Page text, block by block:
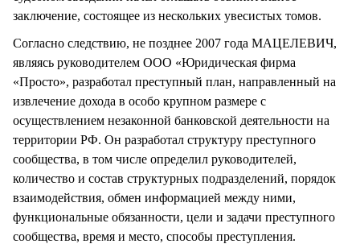
заключение, состоящее из нескольких увесистых томов.
Согласно следствию, не позднее 2007 года МАЦЕЛЕВИЧ,
являясь руководителем ООО «Юридическая фирма
«Просто», разработал преступный план, направленный на
извлечение дохода в особо крупном размере с
осуществлением незаконной банковской деятельности на
территории РФ. Он разработал структуру преступного
сообщества, в том числе определил руководителей,
количество и состав структурных подразделений, порядок
взаимодействия, обмен информацией между ними,
функциональные обязанности, цели и задачи преступного
сообщества, время и место, способы преступления.